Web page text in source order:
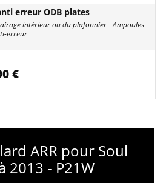
erreur ODB plates
intérieur ou du plafonnier - Ampoules
erreur
€
ARR pour Soul
2013 - P21W